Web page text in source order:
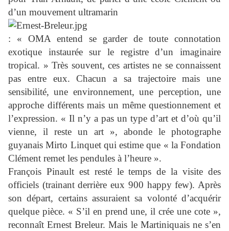
d’un mouvement ultramarin
: « OMA entend se garder de toute connotation
exotique instaurée sur le registre d’un imaginaire
tropical. » Très souvent, ces artistes ne se connaissent
pas entre eux. Chacun a sa trajectoire mais une
sensibilité, une environnement, une perception, une
approche différents mais un même questionnement et
l’expression. « Il n’y a pas un type d’art et d’où qu’il
vienne, il reste un art », abonde le photographe
guyanais Mirto Linquet qui estime que « la Fondation
Clément remet les pendules à l’heure ».
François Pinault est resté le temps de la visite des
officiels (trainant derrière eux 900 happy few). Après
son départ, certains assuraient sa volonté d’acquérir
quelque pièce. « S’il en prend une, il crée une cote »,
reconnaît Ernest Breleur. Mais le Martiniquais ne s’en